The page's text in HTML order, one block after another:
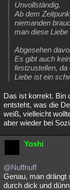
Unvollständig.
Ab dem
niemanden
man diese
Abgesehen
Es gibt auch
festzustellen, da
Liebe ist ein
Das ist korrekt. Bin
entsteht, was die
weiß, vielleicht
aber wieder bei
Yoshi
@Nuffnuff
Genau, man drängt
durch dick und